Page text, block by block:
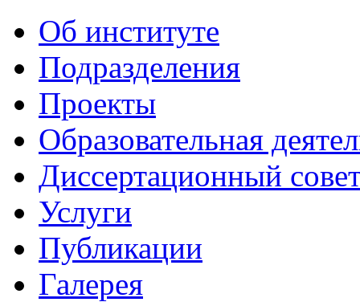
Об институте
Подразделения
Проекты
Образовательная
Диссертационный
Услуги
Публикации
Галерея